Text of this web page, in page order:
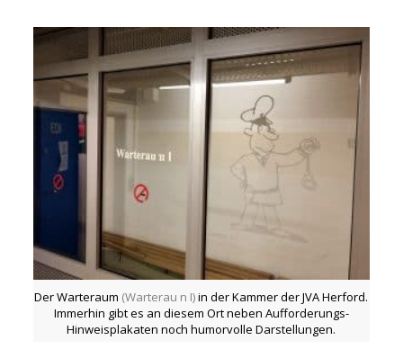
Der Warteraum (Warterau n I)in der Kammer der JVA Herford.
Immerhin gibt es an diesem Ort neben Aufforderungs-
Hinweisplakaten noch humorvolle Darstellungen.